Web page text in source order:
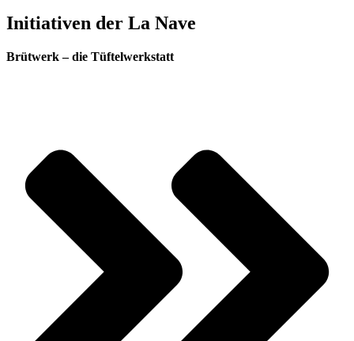
Initiativen der La Nave
Brütwerk – die Tüftelwerkstatt